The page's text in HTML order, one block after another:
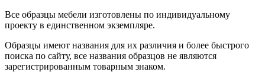
Все образцы мебели изготовлены по индивидуальному
проекту в единственном экземпляре.
Образцы имеют названия для их различия и более быстрого
поиска по сайту, все названия образцов не являются
зарегистрированным товарным знаком.